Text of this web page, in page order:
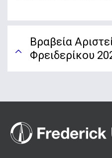
Βραβεία
Φρειδερίκου